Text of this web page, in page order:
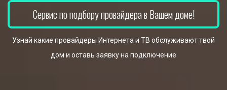
Сервис по подбору провайдера в Вашем доме!
Узнай какие провайдеры Интернета и ТВ обслуживают твой
дом и оставь заявку на подключение